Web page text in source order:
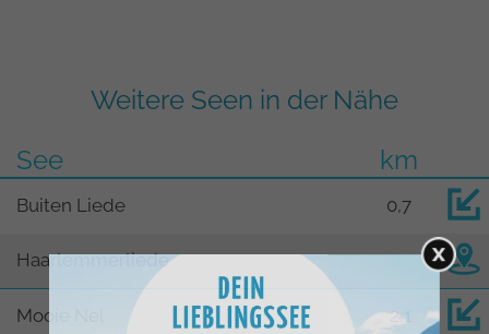
Weitere Seen in der Nähe
See
km
Buiten Liede 0,7
Haarlemmerliede
Mooie Nel 2,1